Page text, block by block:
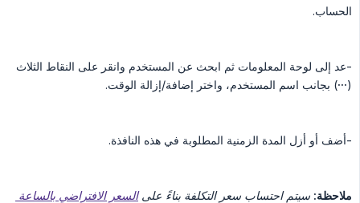
الحساب.
-عد إلى لوحة المعلومات ثم ابحث عن المستخدم وانقر على النقاط الثلاث
(
···) بجانب اسم المستخدم، واختر إضافة/إزالة الوقت.
-أضف أو أزل المدة الزمنية المطلوبة في هذه النافذة.
ملاحظة: سيتم احتساب سعر التكلفة بناءً على